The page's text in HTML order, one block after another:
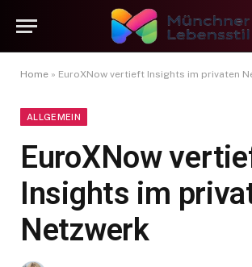
Home » EuroXNow vertieft Insights im privaten
ALLGEMEIN
EuroXNow
Insights im
Netzwerk